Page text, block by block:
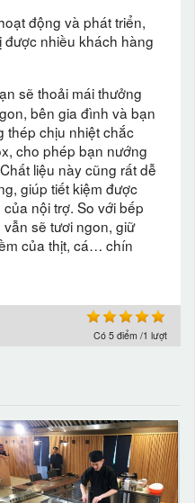
động và phát triển,
nhiều khách hàng
sẽ thoải mái thưởng
bên gia đình và bạn
thép chịu nhiệt chắc
cho phép bạn nướng
liệu này cũng rất dễ
giúp tiết kiệm được
nội trợ. So với bếp
sẽ tươi ngon, giữ
của thịt, cá… chín
Có 5 điểm /1 lượt